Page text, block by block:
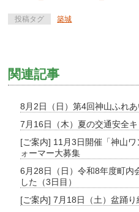
投稿タグ 築城
関連記事
8月2日（日）第4回神山ふれ
7月16日（木）夏の交通安全
[ご案内] 11月3日開催「神山
ォーマー大募集
6月28日（日）令和8年度町内
した（3日目）
[ご案内] 7月18日（土）盆踊